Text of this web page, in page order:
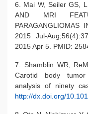
6. Mai W, Seiler GS,
AND MRI
PARAGANGLIOMAS
2015 Jul-
2015 Apr 5. PMID:
7. Shamblin WR,
Carotid body tumor
analysis of ninety
http://dx.doi.org/